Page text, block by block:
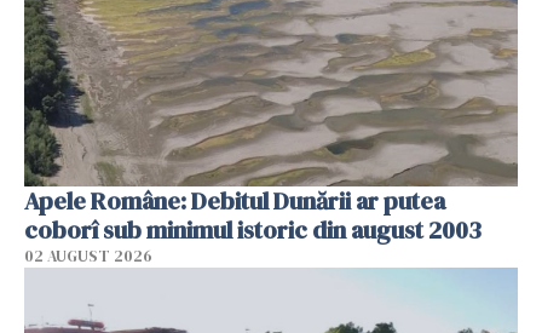
Apele Române: Debitul Dunării ar putea
coborî sub minimul istoric din august 2003
02 AUGUST 2026